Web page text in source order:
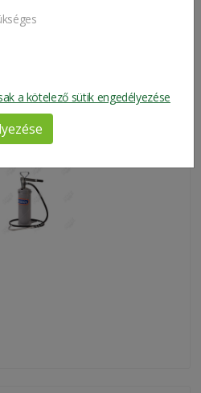
(16 Kg)
a kötelező sütik engedélyezése